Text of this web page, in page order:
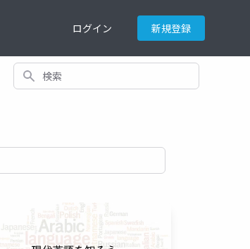
ログイン 新規登録
検索